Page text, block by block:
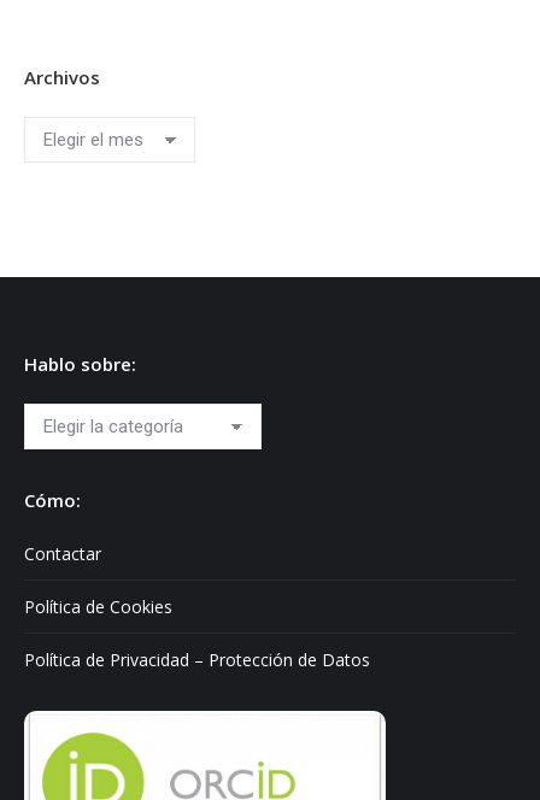
Archivos
Archivos
Hablo sobre:
Hablo
sobre:
Cómo:
Contactar
Política de Cookies
Política de Privacidad – Protección de Datos